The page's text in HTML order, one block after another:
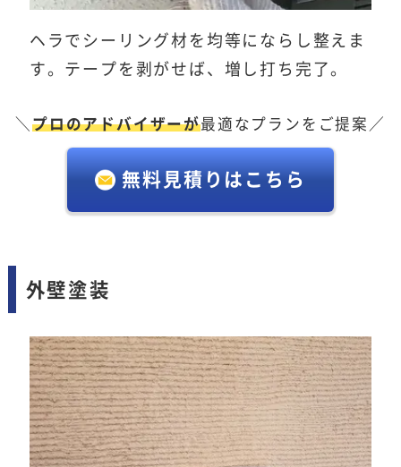
ヘラでシーリング材を均等にならし整えま
す。テープを剥がせば、増し打ち完了。
＼プロのアドバイザーが最適なプランをご提案／
無料見積りはこちら
外壁塗装